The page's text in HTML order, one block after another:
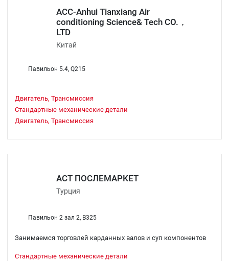
ACC-Anhui Tianxiang Air
conditioning Science& Tech CO.，
LTD
Китай
Павильон 5.4, Q215
Двигатель, Трансмиссия
Стандартные механические детали
Двигатель, Трансмиссия
ACT ПОСЛЕМАРКЕТ
Турция
Павильон 2 зал 2, B325
Занимаемся торговлей карданных валов и суп компонентов
Стандартные механические детали